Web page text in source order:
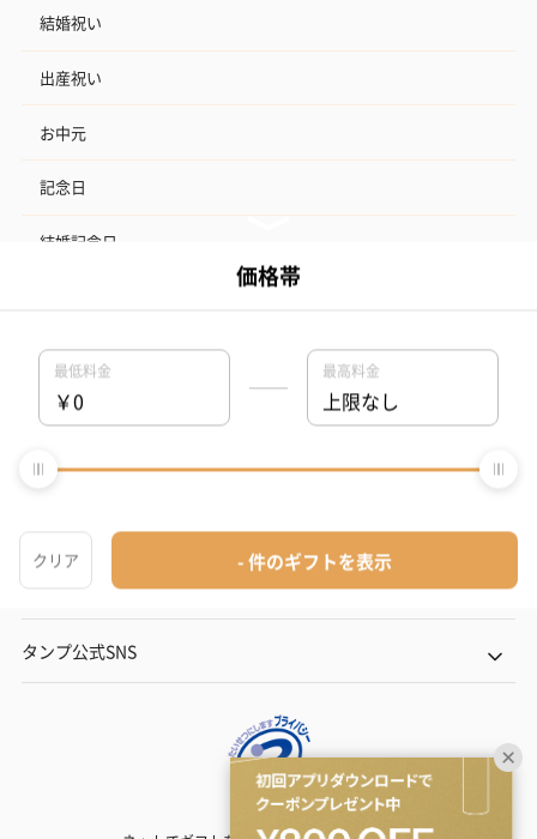
結婚祝い
出産祝い
お中元
記念日
結婚記念日
結婚内祝い
出産内祝い
その他のシーン
ヘルプ・お問い合わせ
タンプ公式SNS